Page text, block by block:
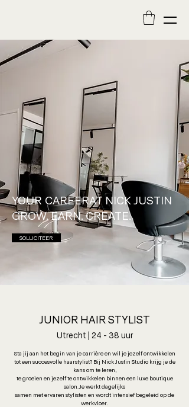
YOUR CAREERAT NICK JUSTIN
GROW. EARN. CREATE.
SOLLICITEER
JUNIOR HAIR STYLIST
Utrecht | 24 - 38 uur
Sta jij aan het begin van je carrière en wil je jezelf ontwikkelen
tot een succesvolle haarstylist? Bij Nick Justin Studio krijg je de
kans om te leren,
te groeien en jezelf te ontwikkelen binnen een luxe boutique
salon. Je werkt dagelijks
samen met ervaren stylisten en wordt intensief begeleid op de
werkvloer.